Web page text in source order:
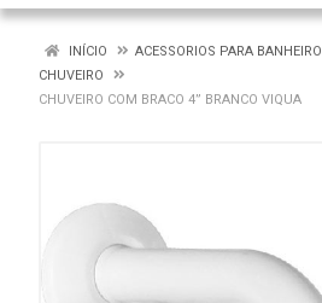
INÍCIO
ACESSORIOS PARA BANHEIRO
CHUVEIRO
CHUVEIRO COM BRACO 4” BRANCO VIQUA